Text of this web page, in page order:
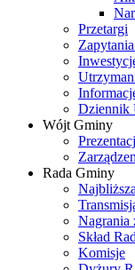
Przetargi
Dziennik
Wójt Gminy
Rada Gminy
Nagrania
Skład
Komisje